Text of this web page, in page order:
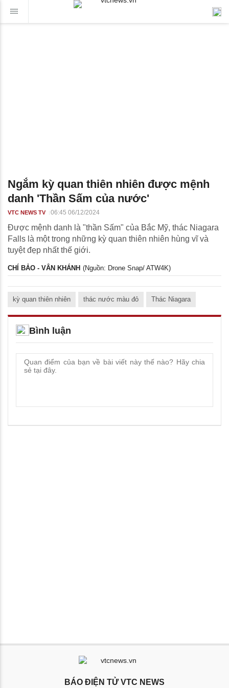
Ngắm kỳ quan thiên nhiên được mệnh
danh 'Thần Sấm của nước'
VTC NEWS TV 06:45 06/12/2024
Được mệnh danh là "thần Sấm" của Bắc Mỹ, thác Niagara
Falls là một trong những kỳ quan thiên nhiên hùng vĩ và
tuyệt đẹp nhất thế giới.
CHÍ BẢO - VÂN KHÁNH (Nguồn: Drone Snap/ ATW4K)
kỳ quan thiên nhiên thác nước màu đỏ Thác Niagara
Bình luận
BÁO ĐIỆN TỬ VTC NEWS